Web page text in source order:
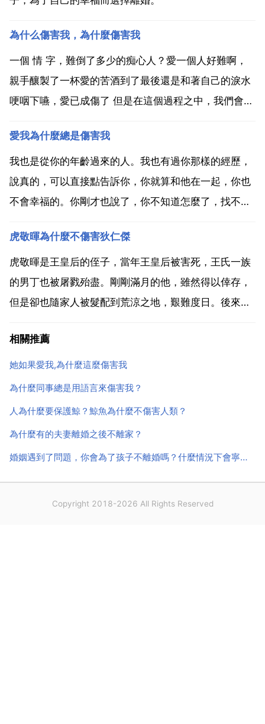
為什么傷害我，為什麼傷害我
一個 情 字，難倒了多少的痴心人？愛一個人好難啊，
親手釀製了一杯愛的苦酒到了最後還是和著自己的淚水
哽咽下嚥，愛已成傷了 但是在這個過程之中，我們會逐
人的，只要他 她 是幸福的，我們還會在乎什麼呢？或
得？或失？都已經不是重要的了 讓我們為愛著的那個他
...
愛我為什麼總是傷害我
我也是從你的年齡過來的人。我也有過你那樣的經歷，
說真的，可以直接點告訴你，你就算和他在一起，你也
不會幸福的。你剛才也說了，你不知道怎麼了，找不到
看出你男友的小氣和自私。還有，一個男人怎麼才能讓
自己心愛的女人更愛自己呢？有人說，女孩子是需要哄
的。是，男人...
虎敬暉為什麼不傷害狄仁傑
虎敬暉是王皇后的侄子，當年王皇后被害死，王氏一族
的男丁也被屠戮殆盡。剛剛滿月的他，雖然得以倖存，
但是卻也隨家人被髮配到荒涼之地，艱難度日。後來，
傑的安全。在一路上，虎敬暉深深折服於狄仁傑的仁義
和智慧，並在不知不覺中將狄仁傑視為父親般尊敬。但
是他卻不能不...
相關推薦
她如果愛我,為什麼這麼傷害我
為什麼同事總是用語言來傷害我？
人為什麼要保護鯨？鯨魚為什麼不傷害人類？
為什麼有的夫妻離婚之後不離家？
婚姻遇到了問題，你會為了孩子不離婚嗎？什麼情況下會寧可自己帶著孩子也要離婚
Copyright 2018-2026 All Rights Reserved